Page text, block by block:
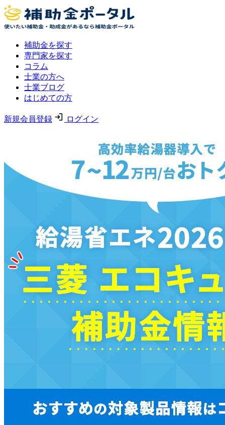
補助金を探す
専門家を探す
コラム
士業の方へ
士業ブログ
はじめての方
新規会員登録 ログイン